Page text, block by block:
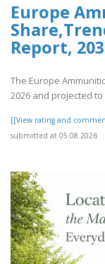
Europe
Report,
The Europe
2026 and projected to
[[View rating and
submitted at 05.08.2026